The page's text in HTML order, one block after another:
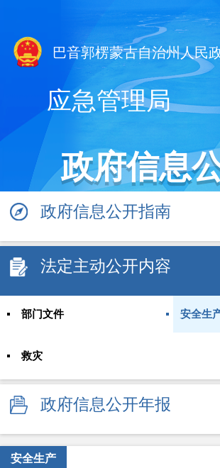
巴音郭楞蒙古自治州人民
应急管理局
政府信息
政府信息公开指南
法定主动公开内容
部门文件 安全生
救灾
政府信息公开年报
安全生产